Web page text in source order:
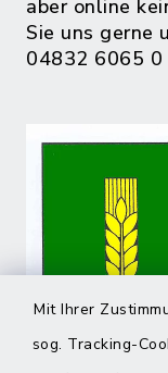
Mit Ihrer
sog. Tracking-
aber online
Sie uns gerne
04832 6065 0